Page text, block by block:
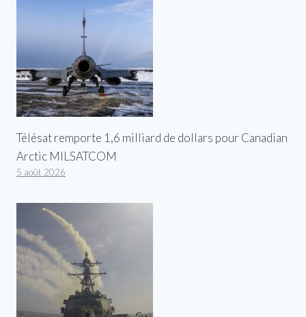
Télésat remporte 1,6 milliard de dollars pour Canadian
Arctic MILSATCOM
5 août 2026